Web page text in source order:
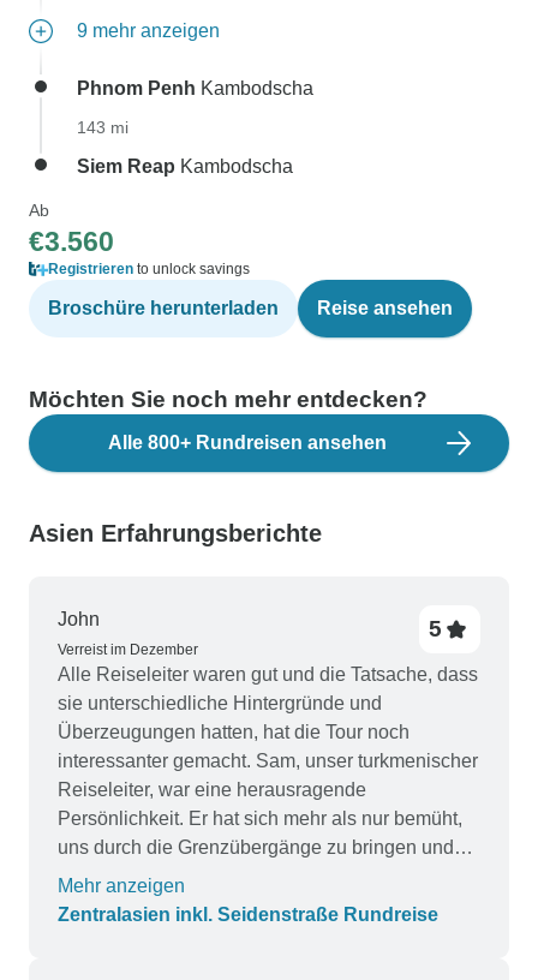
9 mehr anzeigen
Phnom Penh Kambodscha
143 mi
Siem Reap Kambodscha
Ab
€3.560
Registrieren to unlock savings
Broschüre herunterladen Reise ansehen
Möchten Sie noch mehr entdecken?
Alle 800+ Rundreisen ansehen
Asien Erfahrungsberichte
John
Verreist im Dezember
5
Alle Reiseleiter waren gut und die Tatsache, dass
sie unterschiedliche Hintergründe und
Überzeugungen hatten, hat die Tour noch
interessanter gemacht. Sam, unser turkmenischer
Reiseleiter, war eine herausragende
Persönlichkeit. Er hat sich mehr als nur bemüht,
uns durch die Grenzübergänge zu bringen und
ein schwieriges Mitglied der Gruppe abzulenken.
Im Gegensatz zu anderen Rezensenten habe ich
Mehr anzeigen
Zentralasien inkl. Seidenstraße Rundreise